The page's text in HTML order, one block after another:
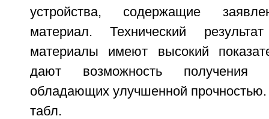
устройства, содержащие
материал. Технический
материалы имеют высокий
дают возможность получения
обладающих улучшенной
табл.